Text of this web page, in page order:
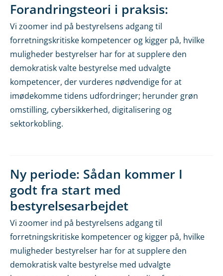
Forandringsteori i praksis:
Vi zoomer ind på bestyrelsens adgang til
forretningskritiske kompetencer og kigger på, hvilke
muligheder bestyrelser har for at supplere den
demokratisk valte bestyrelse med udvalgte
kompetencer, der vurderes nødvendige for at
imødekomme tidens udfordringer; herunder grøn
omstilling, cybersikkerhed, digitalisering og
sektorkobling.
Ny periode: Sådan kommer I
godt fra start med
bestyrelsesarbejdet
Vi zoomer ind på bestyrelsens adgang til
forretningskritiske kompetencer og kigger på, hvilke
muligheder bestyrelser har for at supplere den
demokratisk valte bestyrelse med udvalgte